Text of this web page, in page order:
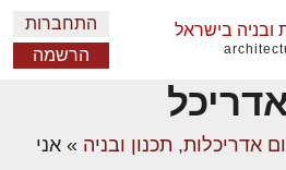
ובניה בישראל
התחברות
הרשמה
אדריכלות, תכנון ובניה » אני